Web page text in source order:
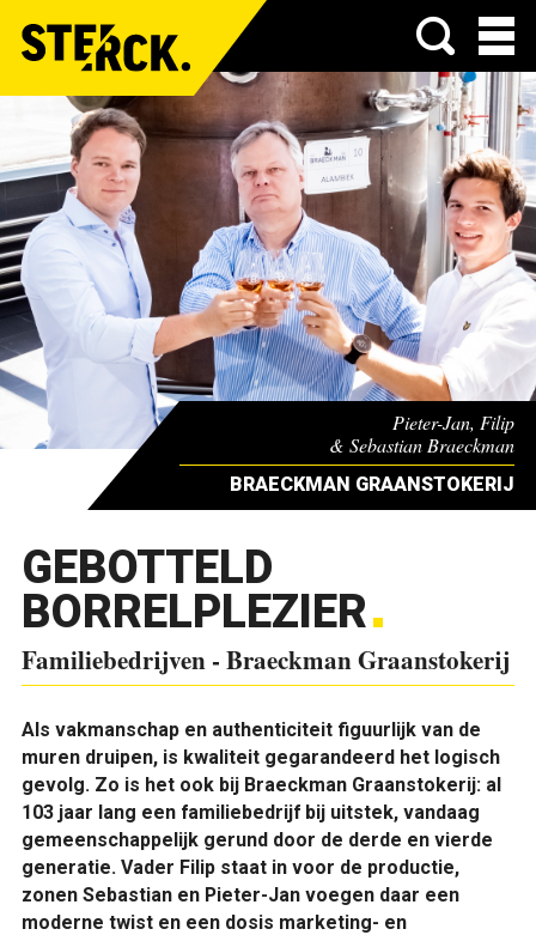
Menu
Pieter-Jan, Filip
& Sebastian Braeckman
BRAECKMAN GRAANSTOKERIJ
GEBOTTELD
BORRELPLEZIER
Familiebedrijven - Braeckman Graanstokerij
Als vakmanschap en authenticiteit figuurlijk van de
muren druipen, is kwaliteit gegarandeerd het logisch
gevolg. Zo is het ook bij Braeckman Graanstokerij: al
103 jaar lang een familiebedrijf bij uitstek, vandaag
gemeenschappelijk gerund door de derde en vierde
generatie. Vader Filip staat in voor de productie,
zonen Sebastian en Pieter-Jan voegen daar een
moderne twist en een dosis marketing- en